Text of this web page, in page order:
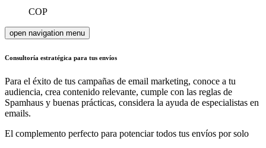
COP
open navigation menu
Consultoría estratégica para tus envíos
Para el éxito de tus campañas de email marketing, conoce a tu
audiencia, crea contenido relevante, cumple con las reglas de
Spamhaus y buenas prácticas, considera la ayuda de especialistas en
emails.
El complemento perfecto para potenciar todos tus envíos por solo